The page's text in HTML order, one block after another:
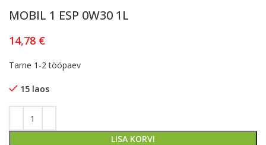
MOBIL 1 ESP 0W30 1L
14,78 €
Tarne 1-2 tööpaev
15 laos
LISA KORVI